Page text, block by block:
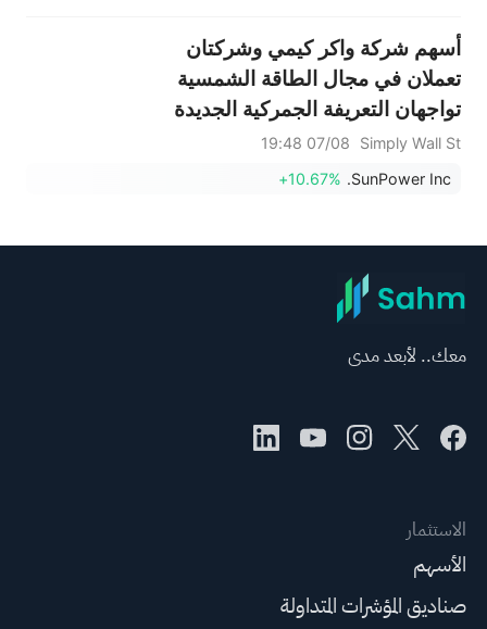
أسهم شركة واكر كيمي وشركتان
تعملان في مجال الطاقة الشمسية
تواجهان التعريفة الجمركية الجديدة
على البولي سيليكون
Simply Wall St
07/08 19:48
SunPower Inc.
+10.67%
معك.. لأبعد مدى
الاستثمار
الأسهم
صناديق المؤشرات المتداولة